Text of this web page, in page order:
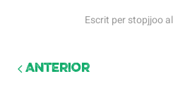
Escrit perstopjjooal
Anterior